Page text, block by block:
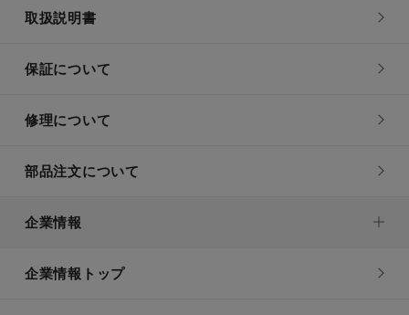
取扱説明書
保証について
修理について
部品注文について
企業情報
企業情報トップ